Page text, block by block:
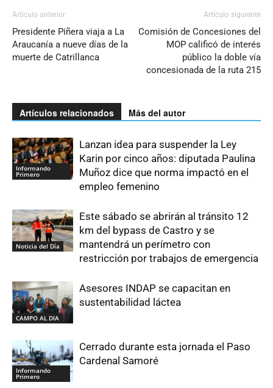
Artículo anterior
Presidente Piñera viaja a La
Araucanía a nueve días de la
muerte de Catrillanca
Artículo siguiente
Comisión de Concesiones del
MOP calificó de interés
público la doble vía
concesionada de la ruta 215
Artículos relacionados Más del autor
Informando
Primero
Lanzan idea para suspender la Ley
Karin por cinco años: diputada Paulina
Muñoz dice que norma impactó en el
empleo femenino
Noticia del Día
Este sábado se abrirán al tránsito 12
km del bypass de Castro y se
mantendrá un perímetro con
restricción por trabajos de emergencia
CAMPO AL DIA
Asesores INDAP se capacitan en
sustentabilidad láctea
Informando
Primero
Cerrado durante esta jornada el Paso
Cardenal Samoré